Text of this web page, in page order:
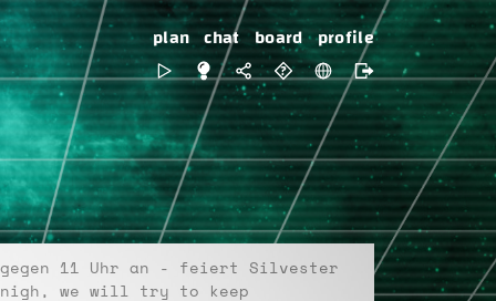
plan chat board profile
11 Uhr an - feiert Silvester
nigh, we will try to keep